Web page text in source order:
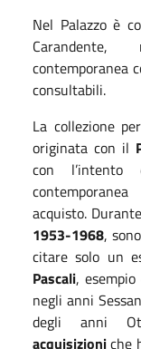
Nel Palazzo è
Carandente,
contemporanea
consultabili.
La collezione
originata con il
con l’intento
acquisto.
1953-1968,
citare solo un
Pascali,
negli anni
degli anni
acquisizioniche